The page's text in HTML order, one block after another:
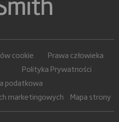
cookie
Prawa człowieka
Polityka Prywatności
podatkowa
marketingowych
Mapa strony